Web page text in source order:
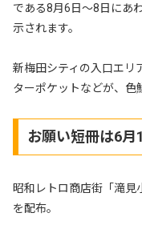
である8月6日〜8日にあ
示されます。
新梅田シティの入口エリ
ターポケットなどが、色
お願い短冊は6月
昭和レトロ商店街「滝
を配布。